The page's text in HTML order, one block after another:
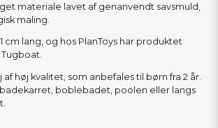
materiale lavet af genanvendt savsmuld,
maling.
cm lang, og hos PlanToys har produktet
høj kvalitet, som anbefales til børn fra 2 år.
boblebadet, poolen eller langs